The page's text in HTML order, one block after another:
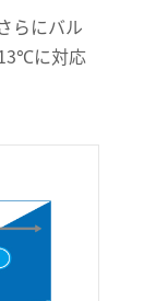
らにバル
に対応